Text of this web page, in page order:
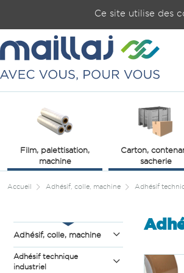
Film, palettisation,
machine
Carton,
sacherie
Accueil Adhésif, colle, machine Adhésif
Adhésif, colle, machine
Adhésif technique
industriel
Ce site utilise des